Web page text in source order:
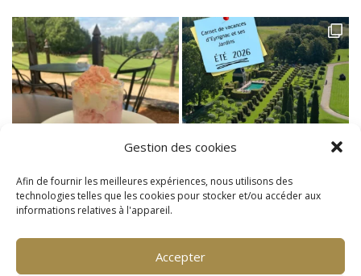
Gestion des cookies
Afin de fournir les meilleures expériences, nous utilisons des
technologies telles que les cookies pour stocker et/ou accéder aux
informations relatives à l'appareil.
Accepter